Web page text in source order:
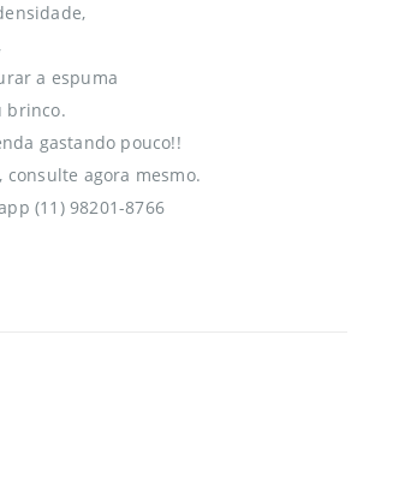
a espuma
brinco.
gastando pouco!!
consulte agora mesmo.
(11) 98201-8766